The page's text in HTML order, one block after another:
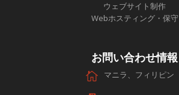
ウェブサイト制作
Webホスティング・保守
お問い合わせ情報
マニラ、フィリピン